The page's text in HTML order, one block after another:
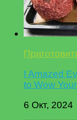
I Amazed
to Wow
6 Окт, 2024